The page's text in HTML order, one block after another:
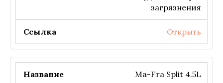
загрязнения
Открыть
Ma-Fra Split 4.5L